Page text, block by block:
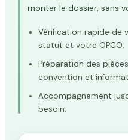
monter le dossier, sans
Vérification rapide de
statut et votre OPCO.
Préparation des
convention et
Accompagnement
besoin.